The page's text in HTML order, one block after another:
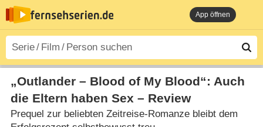
App öffnen
„Outlander – Blood of My Blood“: Auch
die Eltern haben Sex – Review
Prequel zur beliebten Zeitreise-Romanze bleibt dem